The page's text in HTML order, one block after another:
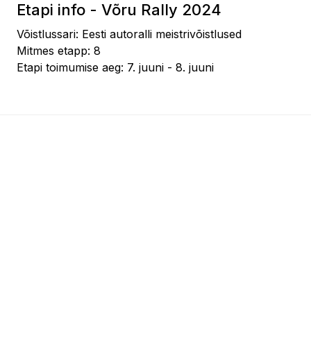
Etapi info - Võru Rally 2024
Võistlussari: Eesti autoralli meistrivõistlused
Mitmes etapp: 8
Etapi toimumise aeg: 7. juuni - 8. juuni